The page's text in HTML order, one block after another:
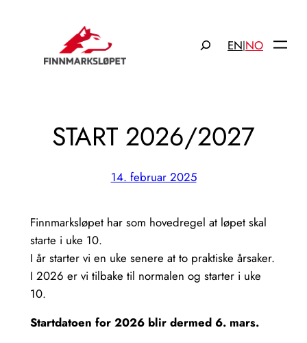
EN|NO
START 2026/2027
14. februar 2025
Finnmarksløpet har som hovedregel at løpet skal
starte i uke 10.
I år starter vi en uke senere at to praktiske årsaker.
I 2026 er vi tilbake til normalen og starter i uke
10.
Startdatoen for 2026 blir dermed 6. mars.